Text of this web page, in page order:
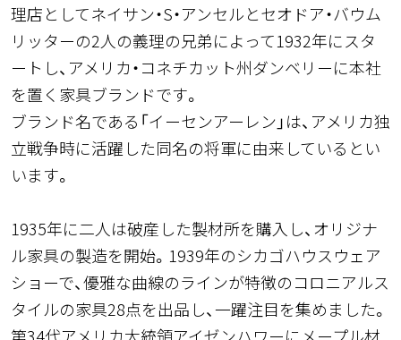
理店としてネイサン・S・アンセルとセオドア・バウム
リッターの2人の義理の兄弟によって1932年にスタ
ートし、アメリカ・コネチカット州ダンベリーに本社
を置く家具ブランドです。
ブランド名である「イーセンアーレン」は、アメリカ独
立戦争時に活躍した同名の将軍に由来しているとい
います。
1935年に二人は破産した製材所を購入し、オリジナ
ル家具の製造を開始。1939年のシカゴハウスウェア
ショーで、優雅な曲線のラインが特徴のコロニアルス
タイルの家具28点を出品し、一躍注目を集めました。